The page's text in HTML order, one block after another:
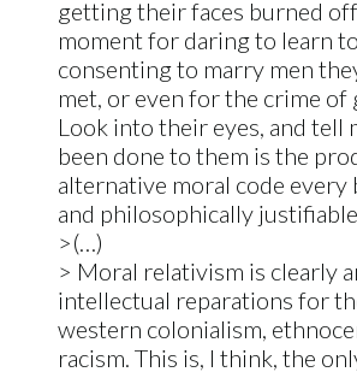
getting their faces burned
moment for daring to learn
consenting to marry men
met, or even for the crime of
Look into their eyes, and tell
been done to them is the
alternative moral code every
and philosophically
>(…)
> Moral relativism is clearly
intellectual reparations for
western colonialism,
racism. This is, I think, the